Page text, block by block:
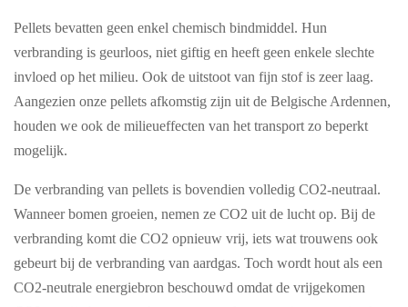
Pellets bevatten geen enkel chemisch bindmiddel. Hun
verbranding is geurloos, niet giftig en heeft geen enkele slechte
invloed op het milieu. Ook de uitstoot van fijn stof is zeer laag.
Aangezien onze pellets afkomstig zijn uit de Belgische Ardennen,
houden we ook de milieueffecten van het transport zo beperkt
mogelijk.
De verbranding van pellets is bovendien volledig CO2-neutraal.
Wanneer bomen groeien, nemen ze CO2 uit de lucht op. Bij de
verbranding komt die CO2 opnieuw vrij, iets wat trouwens ook
gebeurt bij de verbranding van aardgas. Toch wordt hout als een
CO2-neutrale energiebron beschouwd omdat de vrijgekomen